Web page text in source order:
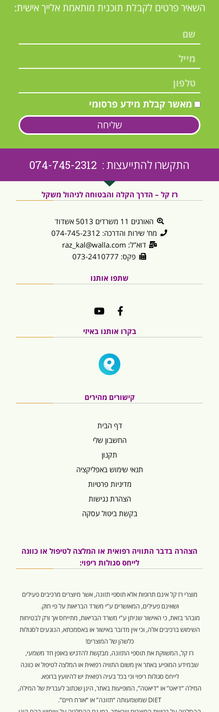
השאיר פרטים לקבלת תוכנית מותאמת אלייך אישית:
מאשר קבלת מידע פרסומי
שליחה
התקשרו להתייעצות : 074-745-2312
רז קל – הדרך הקלה והבטוחה לניהול משקל
האורגים 11 משרדים 5013 אשדוד
מח' שירות והדרכה: 074-745-2312
דוא"ל: raz_kal@walla.com
פקס: 073-2410777
שתפו אותנו
בקרו אותנו באיזי
קישורים מהירים
דף הבית
החשבון שלי
תקנון
תנאי שימוש באפליקציה
מדיניות פרטיות
הצהרת נגישות
בקשת ביטול עסקה
הצהרה בדבר התוויה רפואית או המלצה לטיפול או כוונה
לייחס סגולות ריפוי:
מוצרי רז קל אינם תרופות אלא תוספי תזונה, אשר מיוצרים מרכיבים פעילים
ושאינם פעילים, המאושרים ע”י משרד הבריאות על פי חוק.
מובהר בזאת, כי האישור שניתן ע”י משרד הבריאות, מתייחס אך ורק לבטיחות
השימוש ברכיבים אלה, וכי אין מדובר באישור או באסמכתא, הנוגעים לסגולות
כלשהן של המוצרים!
רז קל, המשווקת את תוספי התזונה, מבקשת להדגיש באופן חד משמעי,
שבמידע המופיע באתר אין משום התוויה רפואית או המלצה לטיפול או כוונה
לייחס סגולות ריפוי וכי בכל בעיה רפואית יש להיוועץ ברופא.
המילה “דיאט” או “דיאטה”, המופיעות באתר, הינן שכתוב לעברית של המילה,
DIET שמשמעותה “תזונה” או “אורח חיים”.